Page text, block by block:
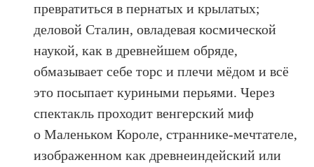
превратиться в пернатых и крылатых;
деловой Сталин, овладевая космической
наукой, как в древнейшем обряде,
обмазывает себе торс и плечи мёдом и всё
это посыпает куриными перьями. Через
спектакль проходит венгерский миф
о Маленьком Короле, страннике-мечтателе,
изображенном как древнеиндейский или